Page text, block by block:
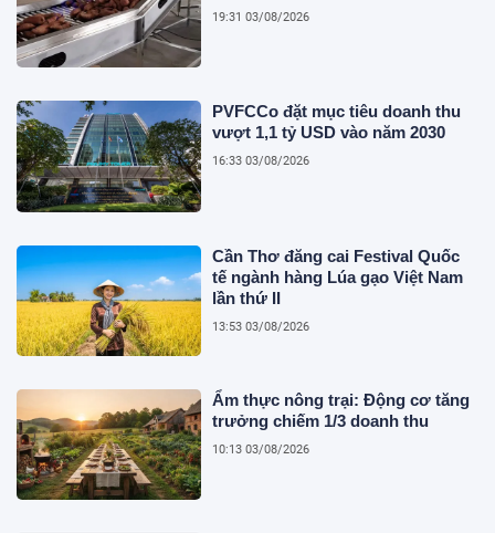
19:31 03/08/2026
PVFCCo đặt mục tiêu doanh thu
vượt 1,1 tỷ USD vào năm 2030
16:33 03/08/2026
Cần Thơ đăng cai Festival Quốc
tế ngành hàng Lúa gạo Việt Nam
lần thứ II
13:53 03/08/2026
Ẩm thực nông trại: Động cơ tăng
trưởng chiếm 1/3 doanh thu
10:13 03/08/2026